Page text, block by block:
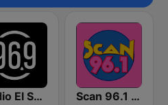
Radio El Salvador | 96.9 FM Scan 96.1 FM